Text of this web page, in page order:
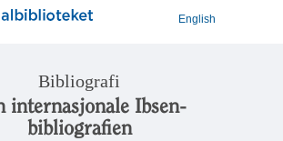
English
Bibliografi
internasjonale Ibsen-
bibliografien